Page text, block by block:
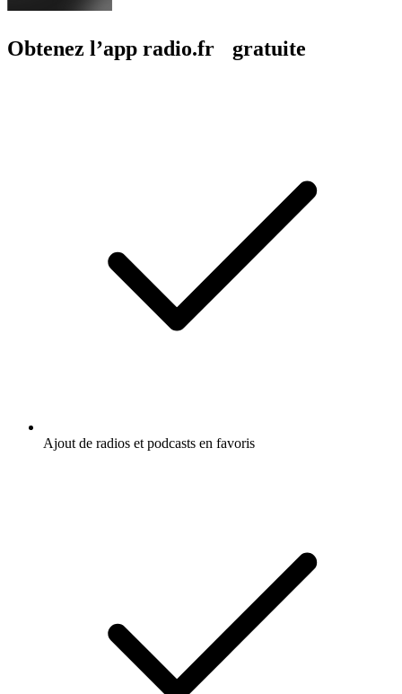
Obtenez l’app radio.fr gratuite
Ajout de radios et podcasts en favoris